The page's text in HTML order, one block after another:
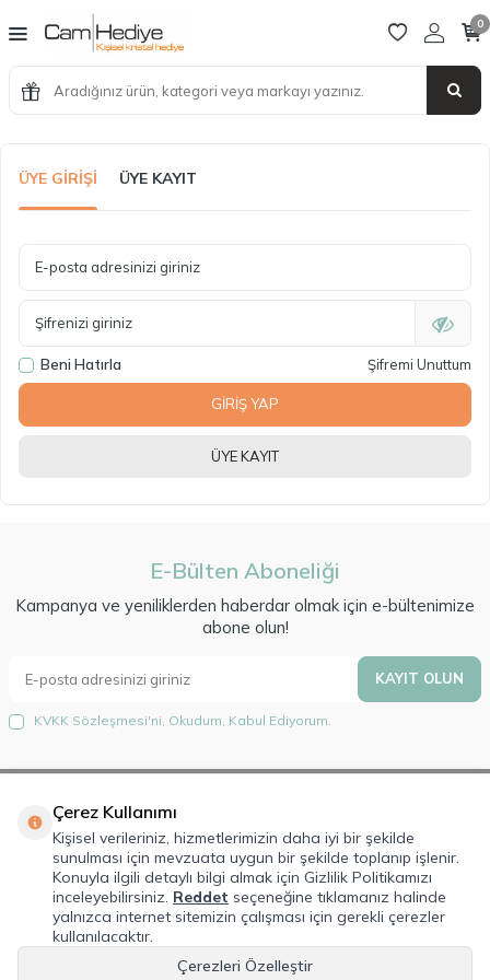
0
ÜYE GIRIŞI ÜYE KAYIT
E-posta adresinizi giriniz
Şifrenizi giriniz
Beni Hatırla Şifremi Unuttum
GIRIŞ YAP
ÜYE KAYIT
E-Bülten Aboneliği
Kampanya ve yeniliklerden haberdar olmak için e-bültenimize
abone olun!
KAYIT OLUN
KVKK Sözleşmesi'ni , Okudum, Kabul Ediyorum.
Hakkımızda
Lorem Ipsum is simply dummy text of the printing and typesetting
industry. Lorem Ipsum has been the industry's standard dummy text ever
since the 1500s, when an unknown printer took a galley of type and
scrambled it to make a type specimen book.
Çerez Kullanımı
Kişisel verileriniz, hizmetlerimizin daha iyi bir şekilde
sunulması için mevzuata uygun bir şekilde toplanıp işlenir.
Konuyla ilgili detaylı bilgi almak için Gizlilik Politikamızı
inceleyebilirsiniz. Reddet seçeneğine tıklamanız halinde
yalnızca internet sitemizin çalışması için gerekli çerezler
kullanılacaktır.
Çerezleri Özelleştir